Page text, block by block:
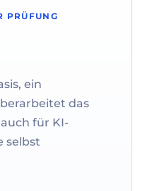
PRÜFUNG
ein
das
für KI-
selbst